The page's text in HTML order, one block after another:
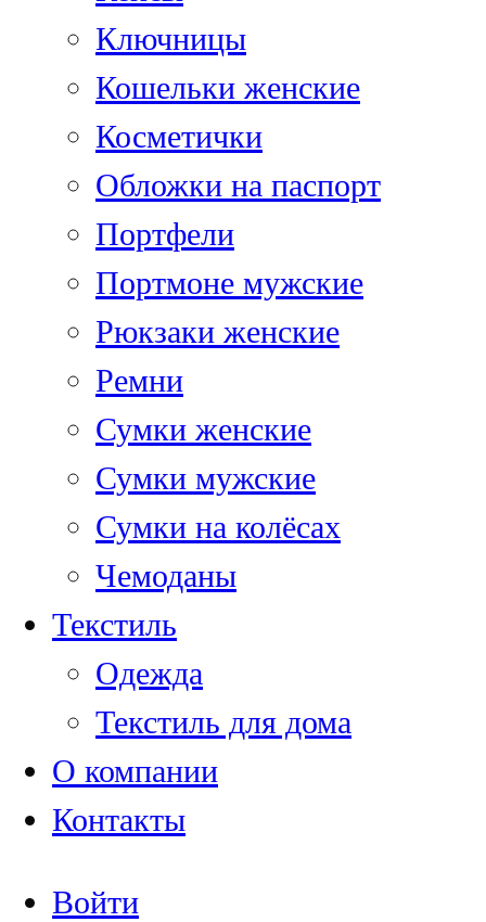
Ключницы
Кошельки женские
Косметички
Обложки на паспорт
Портфели
Портмоне мужские
Рюкзаки женские
Ремни
Сумки женские
Сумки мужские
Сумки на колёсах
Чемоданы
Текстиль
Одежда
Текстиль для дома
О компании
Контакты
Войти